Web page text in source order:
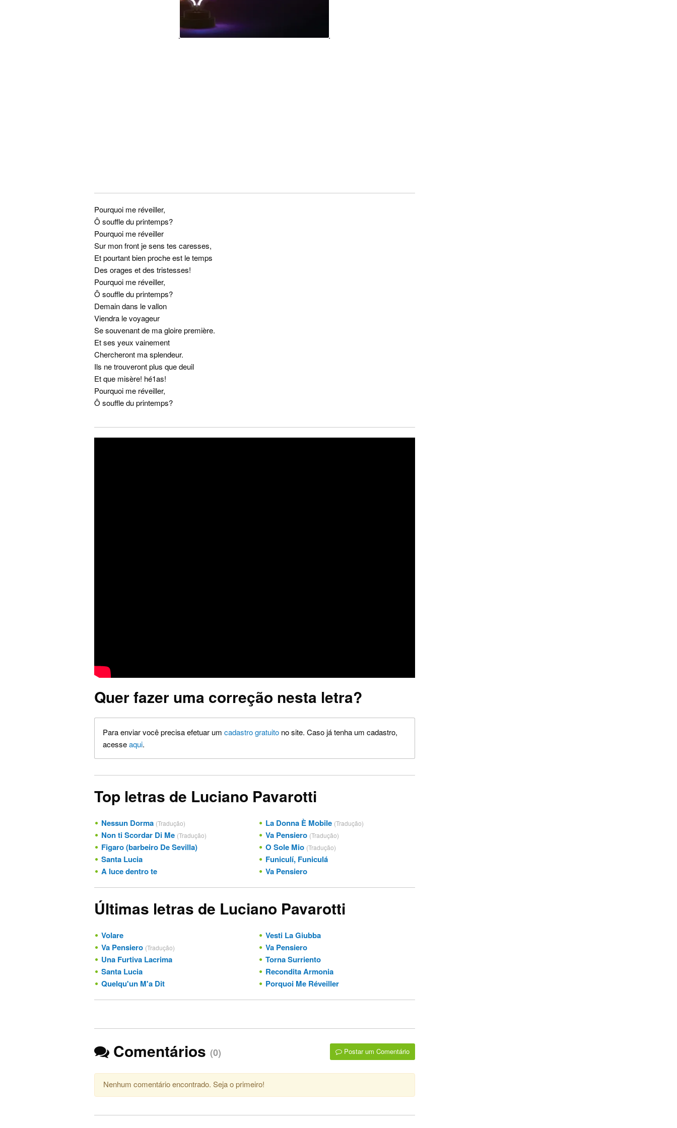
Pourquoi me réveiller,
Ô souffle du printemps?
Pourquoi me réveiller
Sur mon front je sens tes caresses,
Et pourtant bien proche est le temps
Des orages et des tristesses!
Pourquoi me réveiller,
Ô souffle du printemps?
Demain dans le vallon
Viendra le voyageur
Se souvenant de ma gloire première.
Et ses yeux vainement
Chercheront ma splendeur.
Ils ne trouveront plus que deuil
Et que misère! hé1as!
Pourquoi me réveiller,
Ô souffle du printemps?
Quer fazer uma correção nesta letra?
Para enviar você precisa efetuar um cadastro gratuito no site. Caso já tenha um cadastro,
acesseaqui.
Top letras de Luciano Pavarotti
Nessun Dorma (Tradução) La Donna È Mobile (Tradução)
Non ti Scordar Di Me (Tradução) Va Pensiero (Tradução)
Figaro (barbeiro De Sevilla) O Sole Mio (Tradução)
Santa Lucia
Funiculí, Funiculá
A luce dentro te
Va Pensiero
Últimas letras de Luciano Pavarotti
Volare
Vesti La Giubba
Va Pensiero (Tradução)
Va Pensiero
Una Furtiva Lacrima
Torna Surriento
Santa Lucia
Recondita Armonia
Quelqu'un M'a Dit
Porquoi Me Réveiller
Comentários (0) Postar um Comentário
Nenhum comentário encontrado. Seja o primeiro!